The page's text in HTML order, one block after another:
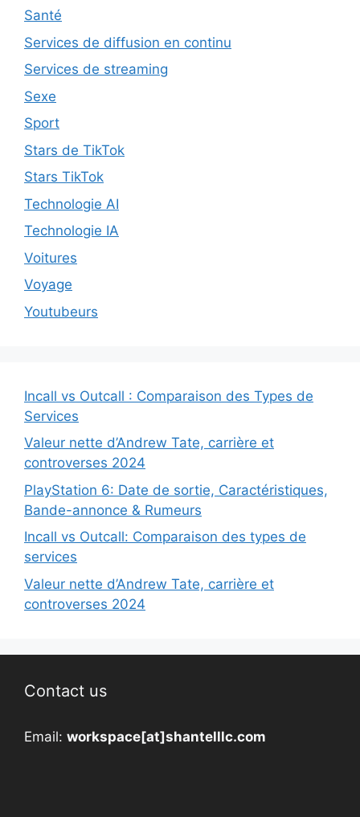
Santé
Services de diffusion en continu
Services de streaming
Sexe
Sport
Stars de TikTok
Stars TikTok
Technologie AI
Technologie IA
Voitures
Voyage
Youtubeurs
Incall vs Outcall : Comparaison des Types de
Services
Valeur nette d’Andrew Tate, carrière et
controverses 2024
PlayStation 6: Date de sortie, Caractéristiques,
Bande-annonce & Rumeurs
Incall vs Outcall: Comparaison des types de
services
Valeur nette d’Andrew Tate, carrière et
controverses 2024
Contact us
Email: workspace[at]shantelllc.com